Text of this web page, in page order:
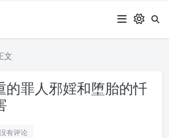
文
的罪人邪婬和堕胎的忏
没有评论